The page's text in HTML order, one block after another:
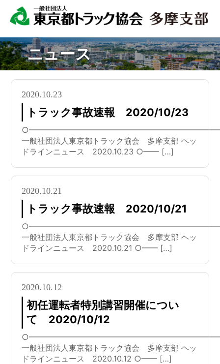
ニュース
2020.10.23
トラック事故速報 2020/10/23
一般社団法人東京都トラック協会 多摩支部 ヘッ
ドラインニュース 2020.10.23 ○━━ […]
2020.10.21
トラック事故速報 2020/10/21
一般社団法人東京都トラック協会 多摩支部 ヘッ
ドラインニュース 2020.10.21 ○━━ […]
2020.10.12
初任運転者特別講習開催につい
て 2020/10/12
一般社団法人東京都トラック協会 多摩支部 ヘッ
ドラインニュース 2020.10.12 ○━━ […]